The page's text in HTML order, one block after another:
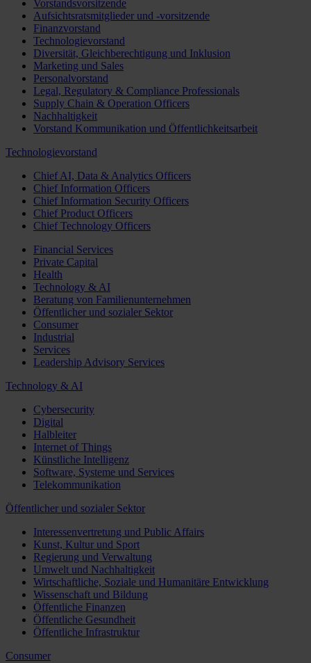
Vorstandsvorsitzende
Aufsichtsratsmitglieder und -vorsitzende
Finanzvorstand
Technologievorstand
Diversität, Gleichberechtigung und Inklusion
Marketing und Sales
Personalvorstand
Legal, Regulatory & Compliance Professionals
Supply Chain & Operation Officers
Nachhaltigkeit
Vorstand Kommunikation und Öffentlichkeitsarbeit
Technologievorstand
Chief AI, Data & Analytics Officers
Chief Information Officers
Chief Information Security Officers
Chief Product Officers
Chief Technology Officers
Financial Services
Private Capital
Health
Technology & AI
Beratung von Familienunternehmen
Öffentlicher und sozialer Sektor
Consumer
Industrial
Services
Leadership Advisory Services
Technology & AI
Cybersecurity
Digital
Halbleiter
Internet of Things
Künstliche Intelligenz
Software, Systeme und Services
Telekommunikation
Öffentlicher und sozialer Sektor
Interessenvertretung und Public Affairs
Kunst, Kultur und Sport
Regierung und Verwaltung
Umwelt und Nachhaltigkeit
Wirtschaftliche, Soziale und Humanitäre Entwicklung
Wissenschaft und Bildung
Öffentliche Finanzen
Öffentliche Gesundheit
Öffentliche Infrastruktur
Consumer